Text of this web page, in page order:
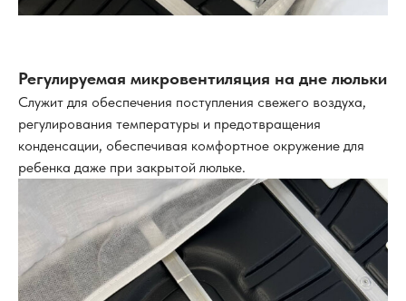
Регулируемая микровентиляция на дне люльки
Служит для обеспечения поступления свежего воздуха,
регулирования температуры и предотвращения
конденсации, обеспечивая комфортное окружение для
ребенка даже при закрытой люльке.